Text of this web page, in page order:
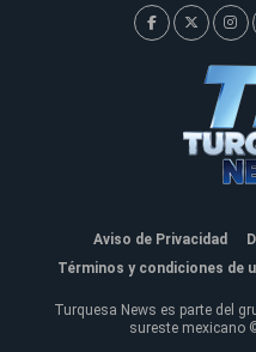
Aviso de Privacidad
Términos y condiciones de
Turquesa News es parte del
sureste mexicano